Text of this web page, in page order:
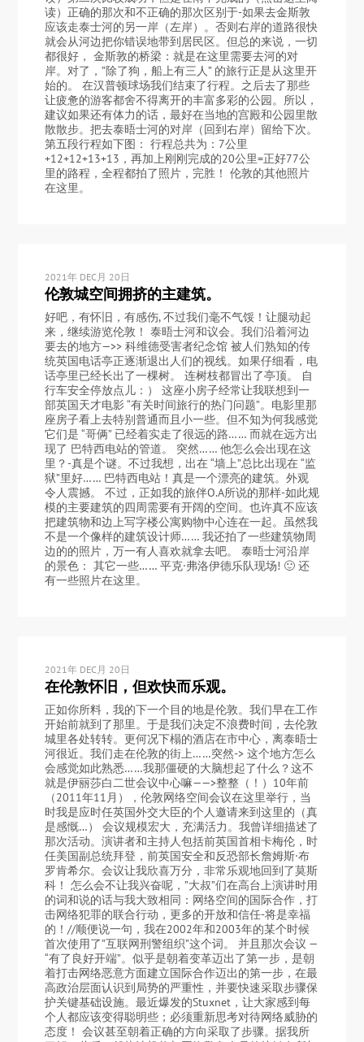
读）正确的那次和不正确的那次区别于-如果去金斯敦
应该走泰士河的另一岸（左岸）。否则右岸的道路很快
就会从河边把你错误地带到居民区。但总的来说，一切
都很好， 金斯敦的桥梁：就是在这里需要去河的对
岸。对了，”除了狗，船上有三人” 的旅行正是从这里开
始的。 在汉普顿球场我们结束了行程。之后去了那些
让疲惫的游客都舍不得离开的丰富多彩的公园。所以，
建议如果还有体力的话，最好在当地的宫殿和公园里散
散散步。把去泰晤士河的对岸（回到右岸）留给下次。
第五段行程如下图： 行程总共为：7公里
+12+12+13+13，再加上刚刚完成的20公里=正好77公
里的路程，全程都拍了照片，完胜！ 伦敦的其他照片
在这里。
2021年 DEC月 20日
伦敦城空间拥挤的主建筑。
好吧，有怀旧，有感伤, 不过我们毫不气馁！让腿动起
来，继续游览伦敦！ 泰晤士河和议会。我们沿着河边
要去的地方—>> 科维德受害者纪念馆 被人们熟知的传
统英国电话亭正逐渐退出人们的视线。如果仔细看，电
话亭里已经长出了一棵树。 连树枝都冒出了亭顶。 自
行车安全停放点儿：） 这座小房子经常让我联想到一
部英国天才电影 “有关时间旅行的热门问题”。电影里那
座房子看上去特别普通而且小一些。但不知为何我感觉
它们是 “哥俩” 已经着实走了很远的路…… 而就在远方出
现了 巴特西电站的管道。 突然…… 他怎么会出现在这
里？-真是个谜。不过我想，出在 “墙上”总比出现在 “监
狱”里好…… 巴特西电站！真是一个漂亮的建筑。外观
令人震撼。 不过，正如我的旅伴O.A所说的那样-如此规
模的主要建筑的四周需要有开阔的空间。也许真不应该
把建筑物和边上写字楼公寓购物中心连在一起。虽然我
不是一个像样的建筑设计师…… 我还拍了一些建筑物周
边的的照片，万一有人喜欢就拿去吧。 泰晤士河沿岸
的景色： 其它一些…… 平克·弗洛伊德乐队现场! 🙂 还
有一些照片在这里。
2021年 DEC月 20日
在伦敦怀旧，但欢快而乐观。
正如你所料，我的下一个目的地是伦敦。我们早在工作
开始前就到了那里。于是我们决定不浪费时间，去伦敦
城里各处转转。更何况下榻的酒店在市中心，离泰晤士
河很近。我们走在伦敦的街上……突然-> 这个地方怎么
会感觉如此熟悉……我那僵硬的大脑想起了什么？这不
就是伊丽莎白二世会议中心嘛——>整整（！）10年前
（2011年11月），伦敦网络空间会议在这里举行，当
时我是应时任英国外交大臣的个人邀请来到这里的（真
是感慨…） 会议规模宏大，充满活力。我曾详细描述了
那次活动。演讲者和主持人包括前英国首相卡梅伦，时
任美国副总统拜登，前英国安全和反恐部长詹姆斯·布
罗肯希尔。会议让我欣喜万分，非常乐观地回到了莫斯
科！ 怎么会不让我兴奋呢，”大叔”们在高台上演讲时用
的词和说的话与我大致相同：网络空间的国际合作，打
击网络犯罪的联合行动，更多的开放和信任-将是幸福
的！//顺便说一句，我在2002年和2003年的某个时候
首次使用了”互联网刑警组织”这个词。 并且那次会议 —
“有了良好开端”。似乎是朝着变革迈出了第一步，是朝
着打击网络恶意方面建立国际合作迈出的第一步，在最
高政治层面认识到局势的严重性，并要快速采取步骤保
护关键基础设施。最近爆发的Stuxnet，让大家感到每
个人都应该变得聪明些；必须重新思考对待网络威胁的
态度！ 会议甚至朝着正确的方向采取了步骤。据我所